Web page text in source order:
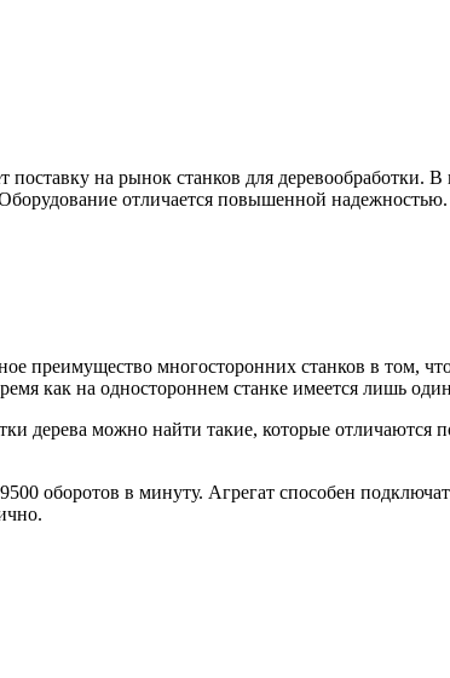
на рынок станков для деревообработки.
отличается повышенной надежностью.
преимущество многосторонних станков в том,
как на одностороннем станке имеется лишь
дерева можно найти такие, которые
оборотов в минуту. Агрегат способен